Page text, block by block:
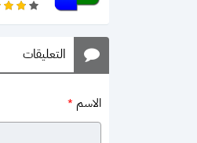
التعليقات
الاسم *